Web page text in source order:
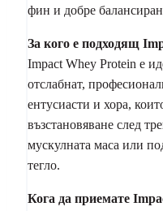
фин и добре
За кого е подходящ
Impact Whey Protein е
отслабнат,
ентусиасти и хора,
възстановяване след
мускулната маса или
тегло.
Кога да приемате